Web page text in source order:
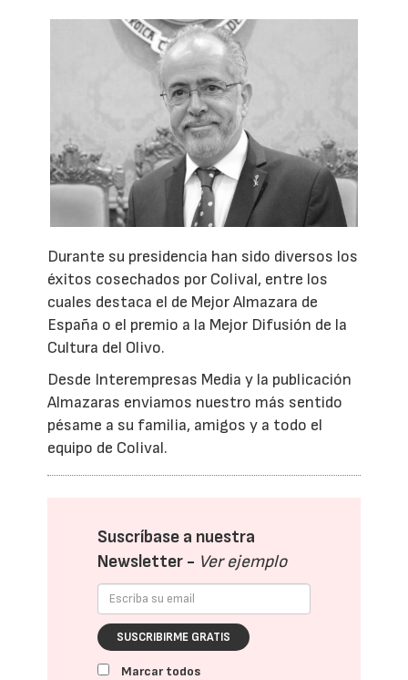
Durante su presidencia han sido diversos los
éxitos cosechados por Colival, entre los
cuales destaca el de Mejor Almazara de
España o el premio a la Mejor Difusión de la
Cultura del Olivo.
Desde Interempresas Media y la publicación
Almazaras enviamos nuestro más sentido
pésame a su familia, amigos y a todo el
equipo de Colival.
Suscríbase a nuestra
Newsletter - Ver ejemplo
SUSCRIBIRME GRATIS
Marcar todos